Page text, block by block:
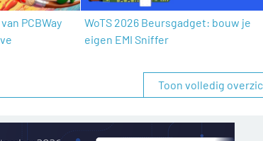
PCBWay
WoTS 2026 Beursgadget: bouw je
eigen EMI Sniffer
Toon volledig